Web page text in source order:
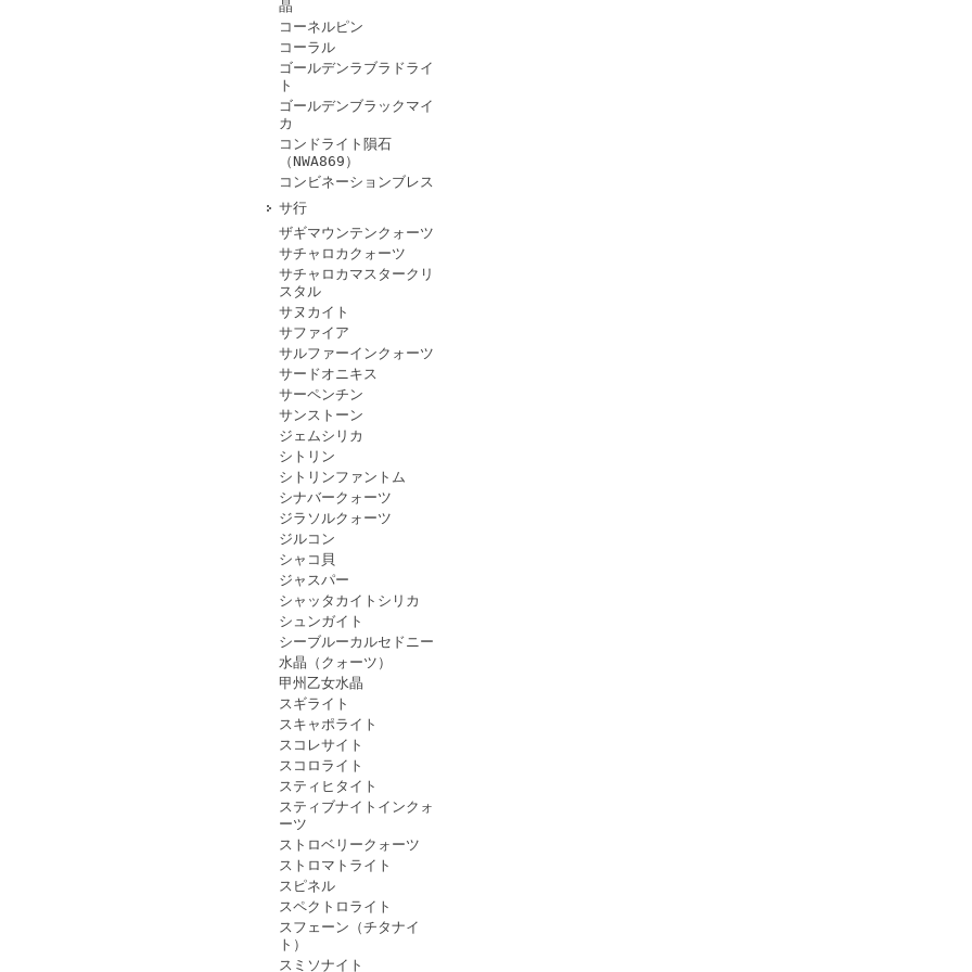
晶
コーネルピン
コーラル
ゴールデンラブラドライ
ト
ゴールデンブラックマイ
カ
コンドライト隕石
（NWA869）
コンビネーションブレス
サ行
ザギマウンテンクォーツ
サチャロカクォーツ
サチャロカマスタークリ
スタル
サヌカイト
サファイア
サルファーインクォーツ
サードオニキス
サーペンチン
サンストーン
ジェムシリカ
シトリン
シトリンファントム
シナバークォーツ
ジラソルクォーツ
ジルコン
シャコ貝
ジャスパー
シャッタカイトシリカ
シュンガイト
シーブルーカルセドニー
水晶（クォーツ）
甲州乙女水晶
スギライト
スキャポライト
スコレサイト
スコロライト
スティヒタイト
スティブナイトインクォ
ーツ
ストロベリークォーツ
ストロマトライト
スピネル
スペクトロライト
スフェーン（チタナイ
ト）
スミソナイト